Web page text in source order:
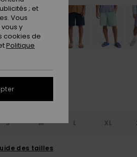
S M L XL
des tailles
; et
Vous
y
cookies de
Politique